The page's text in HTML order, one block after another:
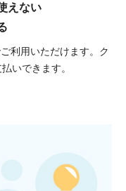
えない
利用いただけます。ク
いできます。